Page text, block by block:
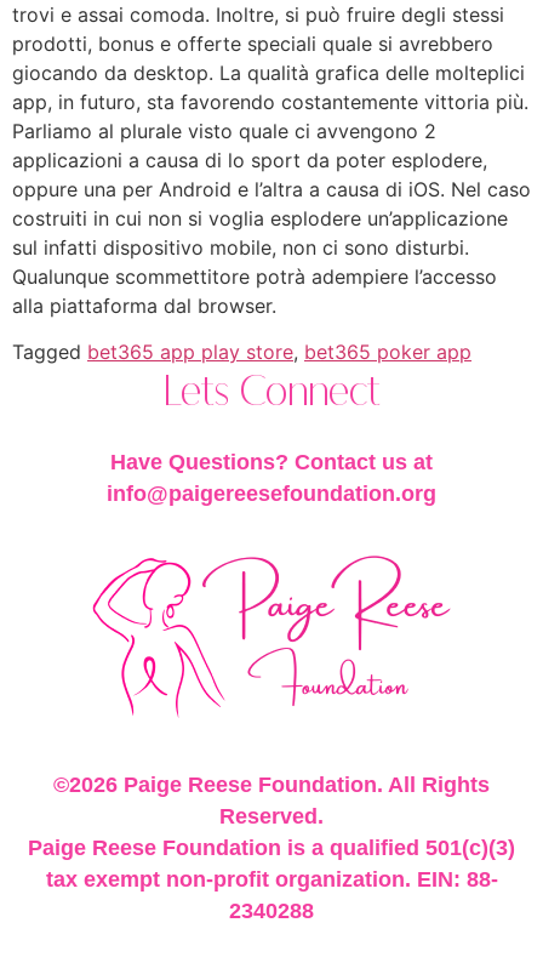
trovi e assai comoda. Inoltre, si può fruire degli stessi
prodotti, bonus e offerte speciali quale si avrebbero
giocando da desktop. La qualità grafica delle molteplici
app, in futuro, sta favorendo costantemente vittoria più.
Parliamo al plurale visto quale ci avvengono 2
applicazioni a causa di lo sport da poter esplodere,
oppure una per Android e l’altra a causa di iOS. Nel caso
costruiti in cui non si voglia esplodere un’applicazione
sul infatti dispositivo mobile, non ci sono disturbi.
Qualunque scommettitore potrà adempiere l’accesso
alla piattaforma dal browser.
Tagged bet365 app play store, bet365 poker app
Lets Connect
Have Questions? Contact us at
info@paigereesefoundation.org
©2026 Paige Reese Foundation. All Rights
Reserved.
Paige Reese Foundation is a qualified 501(c)(3)
tax exempt non-profit organization. EIN: 88-
2340288